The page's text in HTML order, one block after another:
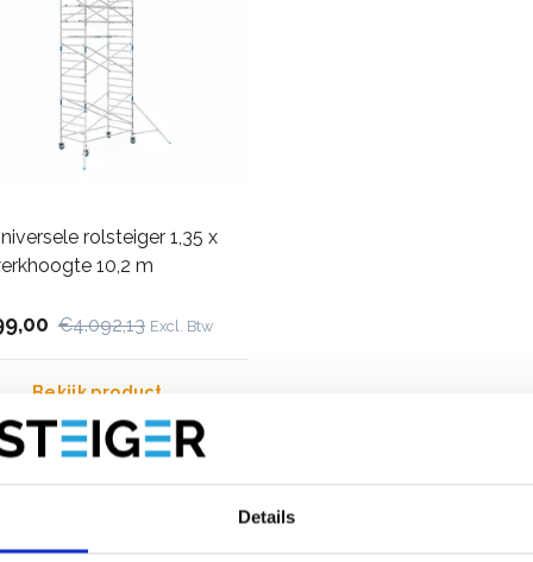
Details
rolsteiger 1,35 x
10,2 m
€4.092,13 Excl. Btw
Bekijk product